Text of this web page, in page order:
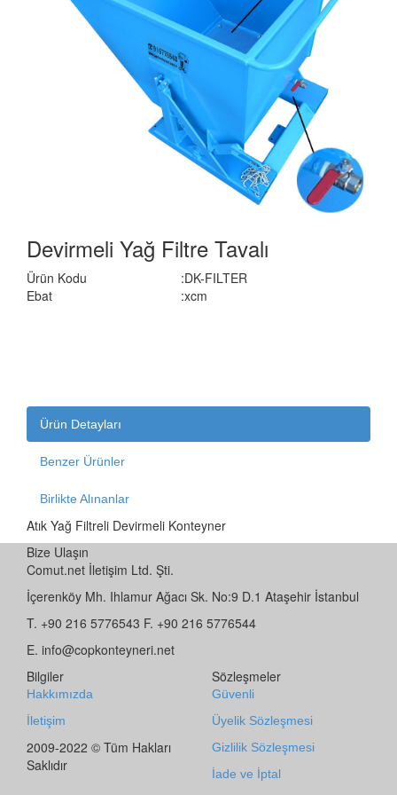
Devirmeli Yağ Filtre Tavalı
Ürün Kodu
:DK-FILTER
Ebat
:xcm
Ürün Detayları
Benzer Ürünler
Birlikte Alınanlar
Atık Yağ Filtreli Devirmeli Konteyner
Bize Ulaşın
Comut.net İletişim Ltd. Şti.
İçerenköy Mh. Ihlamur Ağacı Sk. No:9 D.1 Ataşehir İstanbul
T. +90 216 5776543 F. +90 216 5776544
E. info@copkonteyneri.net
Bilgiler
Hakkımızda
İletişim
2009-2022 © Tüm Hakları
Saklıdır
Sözleşmeler
Güvenli
Üyelik Sözleşmesi
Gizlilik Sözleşmesi
İade ve İptal